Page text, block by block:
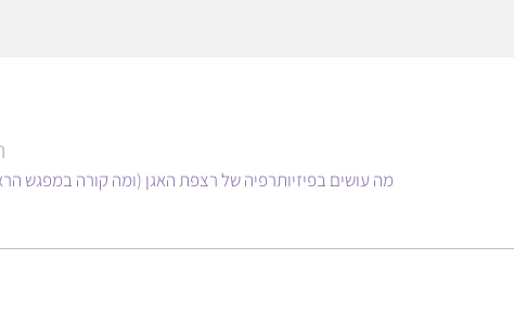
מה עושים בפיזיותרפיה של רצפת האגן (ומה קורה במפגש